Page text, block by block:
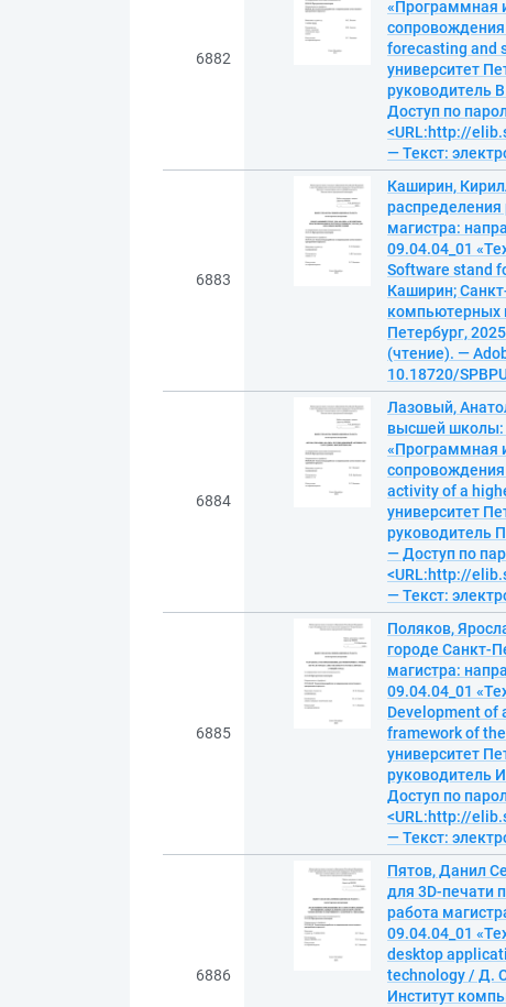
6882
«Программная
сопровождения
forecasting and
университет
руководитель
Доступ по
<URL:http://
— Текст:
6883
Каширин,
магистра:
09.04.04_01
Software stand
Каширин;
компьютерных
Петербург,
(чтение). —
10.18720/
6884
Лазовый,
высшей школы:
«Программная
activity of a
университет
руководитель
— Доступ по
<URL:http://
— Текст:
6885
Поляков,
городе Санкт-
магистра:
09.04.04_01
Development of
framework of
университет
руководитель
Доступ по
<URL:http://
— Текст:
6886
Пятов, Данил
для 3D-печати
работа
09.04.04_01
desktop
technology / Д.
Институт